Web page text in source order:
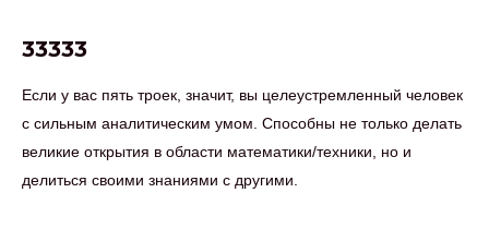
33333
Если у вас пять троек, значит, вы целеустремленный человек
с сильным аналитическим умом. Способны не только делать
великие открытия в области математики/техники, но и
делиться своими знаниями с другими.